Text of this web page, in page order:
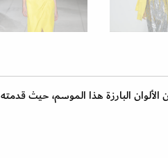
البارزة هذا الموسم، حيث قدمته